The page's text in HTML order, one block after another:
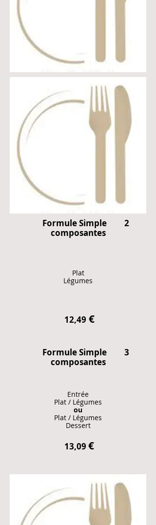
Formule Simple 2
composantes​
Plat
Légumes
12,49 €
Formule Simple 3
composantes​
Entrée
Plat / Légumes
ou
Plat / Légumes
Dessert
13,09 €